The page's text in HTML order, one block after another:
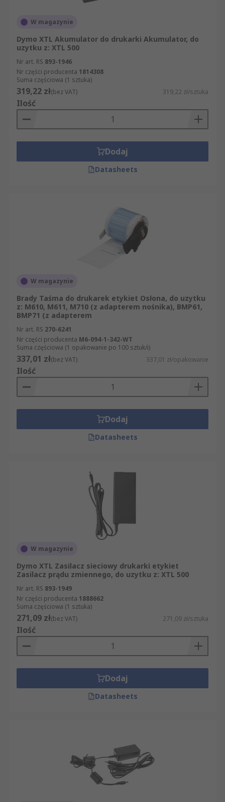
W magazynie
Dymo XTL Akumulator do drukarki Akumulator, do
uzytku z: XTL 500
Nr art. RS 893-1946
Nr części producenta 1814308
Suma częściowa (1 sztuka)
319,22 zł(bez VAT) 319,22 zł/sztuka
Ilość
Dodaj
Datasheets
W magazynie
Brady Taśma do drukarek etykiet Osłona, do uzytku
z: M610, M611, M710 (z adapterem nośnika), BMP61,
BMP71 (z adapterem
Nr art. RS 270-6241
Nr części producenta M6-094-1-342-WT
Suma częściowa (1 opakowanie po 100 sztuk/i)
337,01 zł(bez VAT) 337,01 zł/opakowanie
Ilość
Dodaj
Datasheets
W magazynie
Dymo XTL Zasilacz sieciowy drukarki etykiet
Zasilacz prądu zmiennego, do uzytku z: XTL 500
Nr art. RS 893-1949
Nr części producenta 1888662
Suma częściowa (1 sztuka)
271,09 zł(bez VAT) 271,09 zł/sztuka
Ilość
Dodaj
Datasheets